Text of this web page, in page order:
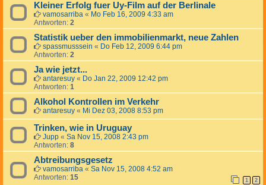
Kleiner Erfolg fuer Uy-Film auf der Berlinale
vamosarriba « Mo Feb 16, 2009 4:33 am
Antworten: 2
Statistik ueber den immobilienmarkt, neue Zahlen
spassmusssein « Do Feb 12, 2009 6:44 pm
Antworten: 2
Ja wie jetzt...
antaresuy « Do Jan 22, 2009 12:42 pm
Antworten: 1
Alkohol Kontrollen im Verkehr
antaresuy « Mi Dez 03, 2008 8:53 pm
Trinken, wie in Uruguay
Jupp « Sa Nov 15, 2008 2:43 pm
Antworten: 8
Abtreibungsgesetz
vamosarriba « Sa Nov 15, 2008 4:52 am
Antworten: 15 1 2